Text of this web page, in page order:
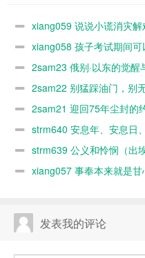
妥？诚实已经
会聚会吗？
xiang059 说说小谎消灾解
xiang058 孩子考试期间
2sam23 俄别·以东的觉醒
2sam22 别猛踩油门，别
2sam21 迎回75年尘封的
strm640 安息年、安息日
strm639 公义和怜悯（出
xiang057 事奉本来就是甘
发表我的评论